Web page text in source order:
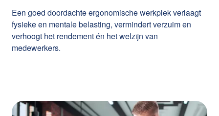
Een goed doordachte ergonomische werkplek verlaagt
fysieke en mentale belasting, vermindert verzuim en
verhoogt het rendement én het welzijn van
medewerkers.